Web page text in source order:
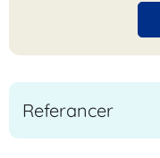
Referancer